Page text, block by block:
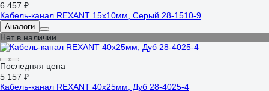
6 457 ₽
Кабель-канал REXANT 15х10мм, Серый 28-1510-9
Аналоги
Нет в наличии
Последняя цена
5 157 ₽
Кабель-канал REXANT 40х25мм, Дуб 28-4025-4